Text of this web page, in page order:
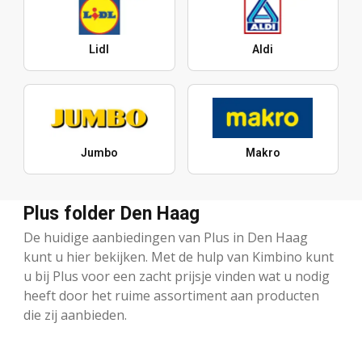
Lidl Aldi
Jumbo Makro
Plus folder Den Haag
De huidige aanbiedingen van Plus in Den Haag
kunt u hier bekijken. Met de hulp van Kimbino kunt
u bij Plus voor een zacht prijsje vinden wat u nodig
heeft door het ruime assortiment aan producten
die zij aanbieden.